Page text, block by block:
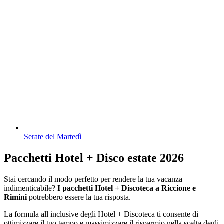
Serate del Martedì
Pacchetti Hotel + Disco estate 2026
Stai cercando il modo perfetto per rendere la tua vacanza
indimenticabile? I pacchetti Hotel + Discoteca a Riccione e
Rimini potrebbero essere la tua risposta.
La formula all inclusive degli Hotel + Discoteca ti consente di